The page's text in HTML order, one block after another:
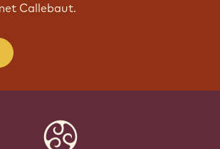
Callebaut.